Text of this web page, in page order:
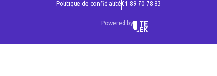
Politique de confidialité01 89 70 78 83
Powered by